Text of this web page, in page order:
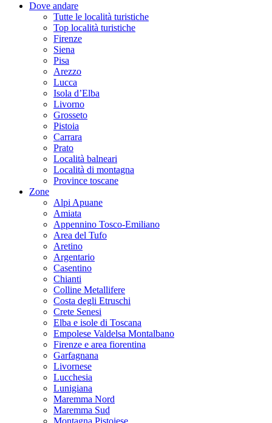
Dove andare
Tutte le località turistiche
Top località turistiche
Firenze
Siena
Pisa
Arezzo
Lucca
Isola d’Elba
Livorno
Grosseto
Pistoia
Carrara
Prato
Località balneari
Località di montagna
Province toscane
Zone
Alpi Apuane
Amiata
Appennino Tosco-Emiliano
Area del Tufo
Aretino
Argentario
Casentino
Chianti
Colline Metallifere
Costa degli Etruschi
Crete Senesi
Elba e isole di Toscana
Empolese Valdelsa Montalbano
Firenze e area fiorentina
Garfagnana
Livornese
Lucchesia
Lunigiana
Maremma Nord
Maremma Sud